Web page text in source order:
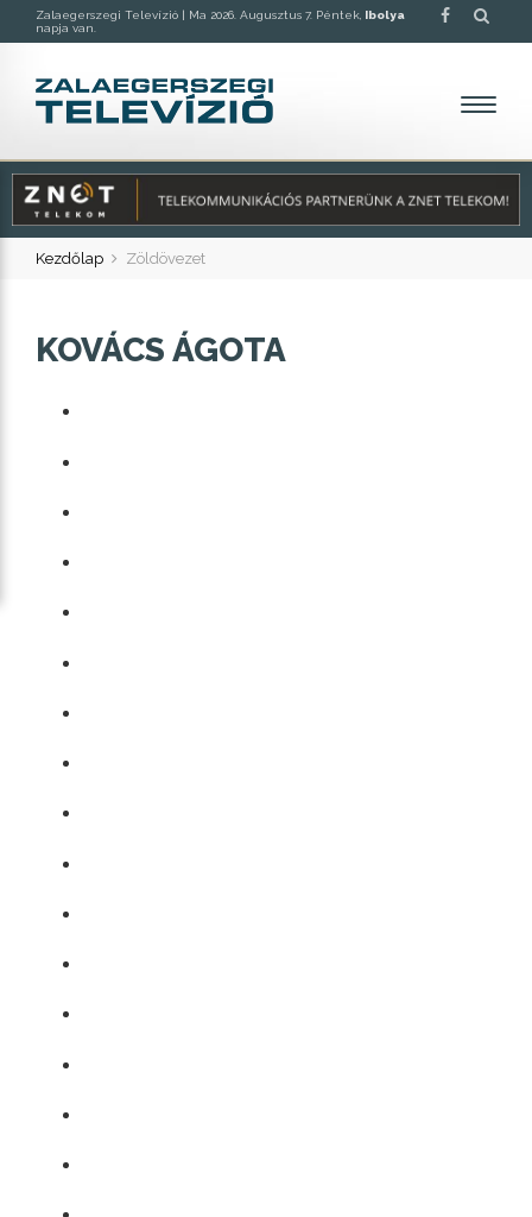
Zalaegerszegi Televízió | Ma 2026. Augusztus 7. Péntek, Ibolya
napja van.
Kezdőlap Zöldövezet
KOVÁCS ÁGOTA